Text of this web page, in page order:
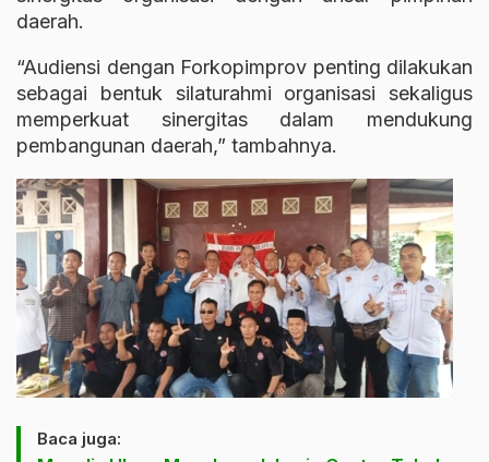
daerah.
“Audiensi dengan Forkopimprov penting dilakukan
sebagai bentuk silaturahmi organisasi sekaligus
memperkuat sinergitas dalam mendukung
pembangunan daerah,” tambahnya.
Baca juga: